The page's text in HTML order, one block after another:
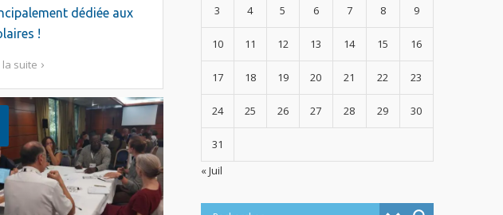
dédiée aux
!
la suite
3 4 5 6 7 8 9
10 11 12 13 14 15 16
17 18 19 20 21 22 23
24 25 26 27 28 29 30
31
« Juil